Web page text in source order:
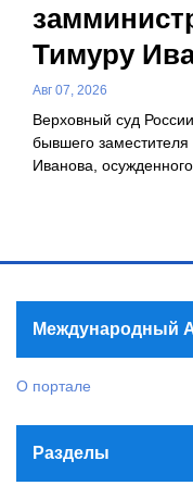
Тимуру
Авг 07, 2026
Верховный суд
бывшего
Иванова,
Международный
О портале
Разделы